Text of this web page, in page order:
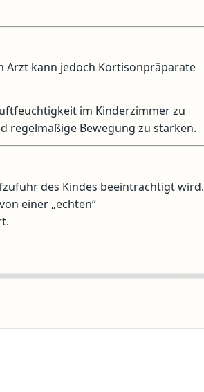
Arzt kann jedoch Kortisonpräparate
im Kinderzimmer zu
regelmäßige Bewegung zu stärken.
des Kindes beeinträchtigt wird.
einer „echten“